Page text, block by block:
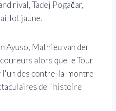
rival, Tadej Pogačar,
jaune.
Ayuso, Mathieu van der
alors que le Tour
l'un des contre-la-montre
de l'histoire